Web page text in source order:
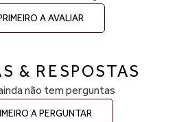
A AVALIAR
& RESPOSTAS
não tem perguntas
A PERGUNTAR